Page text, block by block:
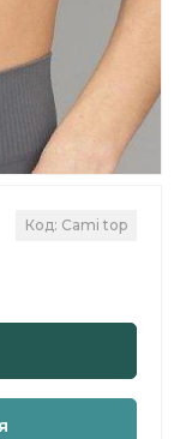
Код: Cami top